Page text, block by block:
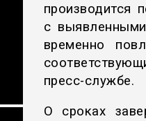
производится
с
временно
пресс-службе.
О сроках